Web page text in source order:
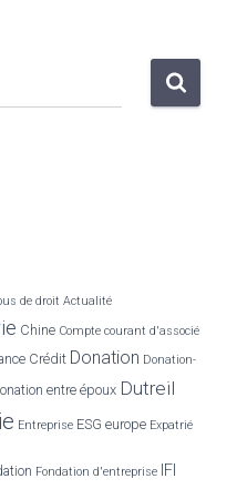
de droit Actualité
Chine Compte courant d'associé
Crédit Donation Donation-
entre époux Dutreil
Entreprise ESG europe Expatrié
Fondation d'entreprise IFI